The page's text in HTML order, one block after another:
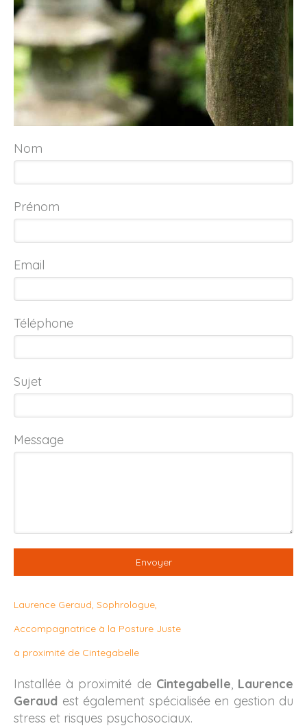
Nom
Prénom
Email
Téléphone
Sujet
Message
Envoyer
Laurence Geraud, Sophrologue,
Accompagnatrice à la Posture Juste
à proximité de Cintegabelle
Installée à proximité de Cintegabelle, Laurence
Geraud est également spécialisée en gestion du
stress et risques psychosociaux.